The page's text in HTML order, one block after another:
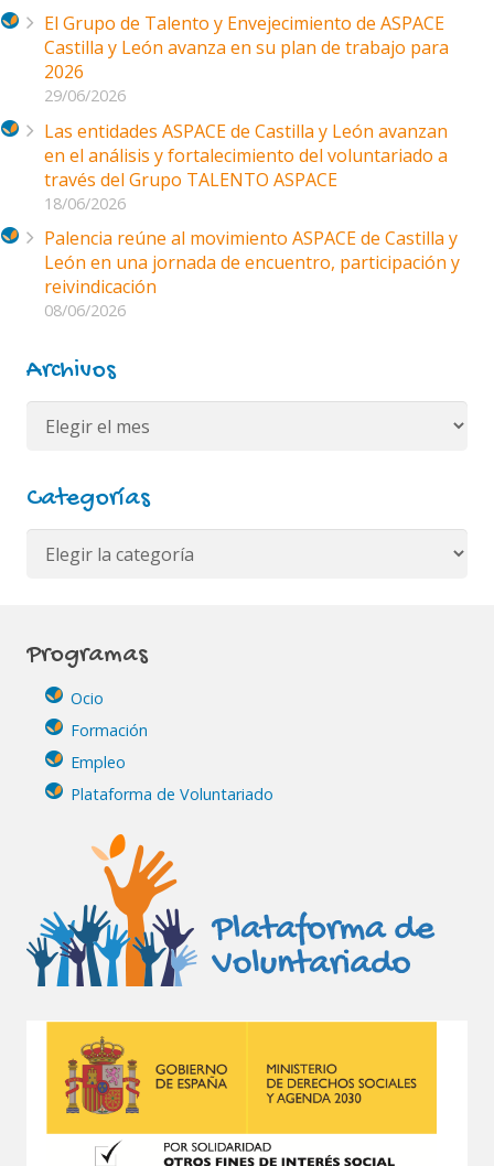
El Grupo de Talento y Envejecimiento de ASPACE
Castilla y León avanza en su plan de trabajo para
2026
29/06/2026
Las entidades ASPACE de Castilla y León avanzan
en el análisis y fortalecimiento del voluntariado a
través del Grupo TALENTO ASPACE
18/06/2026
Palencia reúne al movimiento ASPACE de Castilla y
León en una jornada de encuentro, participación y
reivindicación
08/06/2026
Archivos
Archivos
Categorías
Categorías
Programas
Ocio
Formación
Empleo
Plataforma de Voluntariado